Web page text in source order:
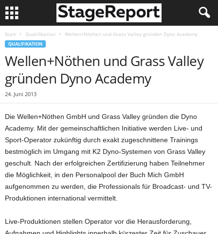
Start Qualifikation Wellen+Nöthen und Grass Valley gründen Dyno Academy
QUALIFIKATION
Wellen+Nöthen und Grass Valley
gründen Dyno Academy
24. Juni 2013
Die Wellen+Nöthen GmbH und Grass Valley gründen die Dyno
Academy. Mit der gemeinschaftlichen Initiative werden Live- und
Sport-Operator zukünftig durch exakt zugeschnittene Trainings
bestmöglich im Umgang mit K2 Dyno-Systemen von Grass Valley
geschult. Nach der erfolgreichen Zertifizierung haben Teilnehmer
die Möglichkeit, in den Personalpool der Buch Mich GmbH
aufgenommen zu werden, die Professionals für Broadcast- und TV-
Produktionen international vermittelt.
Live-Produktionen stellen Operator vor die Herausforderung,